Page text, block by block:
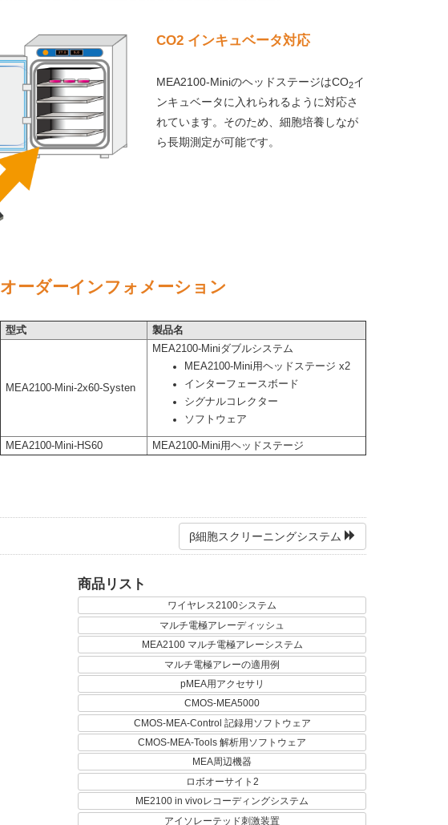
CO2 インキュベータ対応
MEA2100-MiniのヘッドステージはCO2イ
ンキュベータに入れられるように対応さ
れています。そのため、細胞培養しなが
ら長期測定が可能です。
オーダーインフォメーション
型式 製品名
MEA2100-Mini-2x60-Systen
MEA2100-Miniダブルシステム
MEA2100-Mini用ヘッドステージ x2
インターフェースボード
シグナルコレクター
ソフトウェア
MEA2100-Mini-HS60 MEA2100-Mini用ヘッドステージ
β細胞スクリーニングシステム
商品リスト
ワイヤレス2100システム
マルチ電極アレーディッシュ
MEA2100 マルチ電極アレーシステム
マルチ電極アレーの適用例
pMEA用アクセサリ
CMOS-MEA5000
CMOS-MEA-Control 記録用ソフトウェア
CMOS-MEA-Tools 解析用ソフトウェア
MEA周辺機器
ロボオーサイト2
ME2100 in vivoレコーディングシステム
アイソレーテッド刺激装置